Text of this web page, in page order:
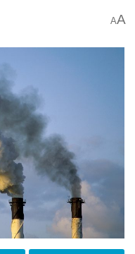
AA